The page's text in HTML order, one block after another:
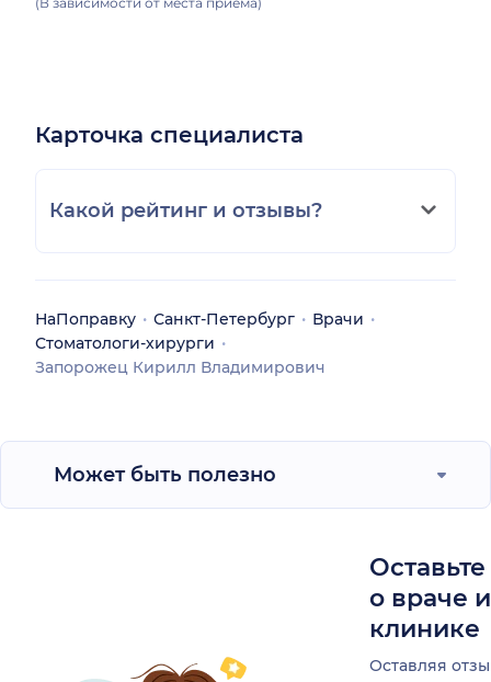
Карточка специалиста
Какой рейтинг и отзывы?
НаПоправку Санкт-Петербург
Врачи
Стоматологи-хирурги
Запорожец Кирилл Владимирович
Может быть полезно
о враче
клинике
Оставляя